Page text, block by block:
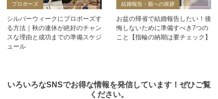
プロポーズ
シルバーウィークにプロポーズす
る方法｜秋の連休が絶好のチャン
スな理由と成功までの準備スケジ
ュール
結婚報告・親への挨拶
お盆の帰省で結婚報告したい！後
悔しないために準備すべき7つの
こと【指輪の納期は要チェック】
いろいろなSNSでお得な情報を発信しています！ぜひご覧
ください。